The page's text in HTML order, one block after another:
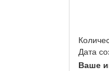
Дата
Ваше